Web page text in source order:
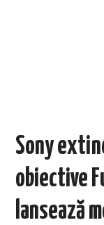
Sony
obiective
lansează